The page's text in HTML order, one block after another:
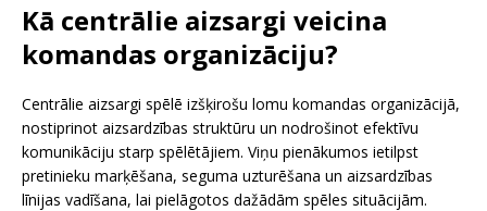
Kā centrālie aizsargi veicina
komandas organizāciju?
Centrālie aizsargi spēlē izšķirošu lomu komandas organizācijā,
nostiprinot aizsardzības struktūru un nodrošinot efektīvu
komunikāciju starp spēlētājiem. Viņu pienākumos ietilpst
pretinieku marķēšana, seguma uzturēšana un aizsardzības
līnijas vadīšana, lai pielāgotos dažādām spēles situācijām.